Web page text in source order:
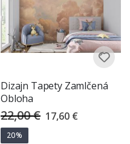
Dizajn Tapety Zamlčená
Obloha
22,00 € Special
Price
17,60 €
20%